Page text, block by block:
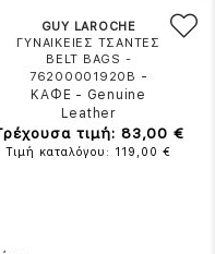
GUY LAROCHE
ΓΥΝΑΙΚΕΙΕΣ ΤΣΑΝΤΕΣ
BELT BAGS -
76200001920B -
ΚΑΦΕ - Genuine
Leather
τιμή: 83,00 €
Τιμή καταλόγου: 119,00 €